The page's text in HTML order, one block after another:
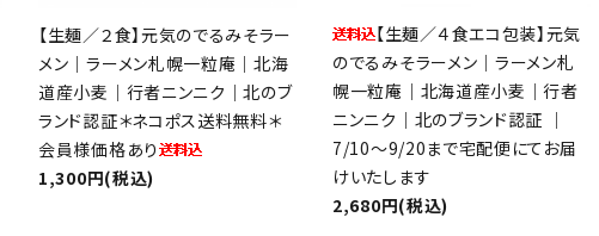
【生麺／２食】元気のでるみそラー
メン｜ラーメン札幌一粒庵｜北海
道産小麦｜行者ニンニク｜北のブ
ランド認証＊ネコポス送料無料＊
会員様価格あり
1,300円(税込)
【生麺／４食エコ包装】元気
のでるみそラーメン｜ラーメン札
幌一粒庵｜北海道産小麦｜行者
ニンニク｜北のブランド認証 ｜
7/10～9/20まで宅配便にてお届
けいたします
2,680円(税込)